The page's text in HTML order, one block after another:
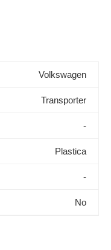
Volkswagen
Transporter
-
Plastica
-
No